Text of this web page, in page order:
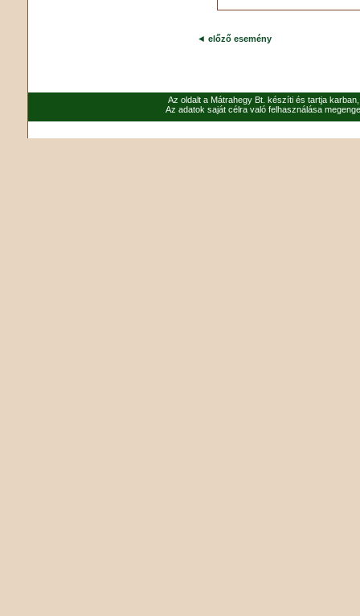
◄ előző esemény
Az oldalt a Mátrahegy Bt. készíti és tartja
Az adatok saját célra való felhasználása